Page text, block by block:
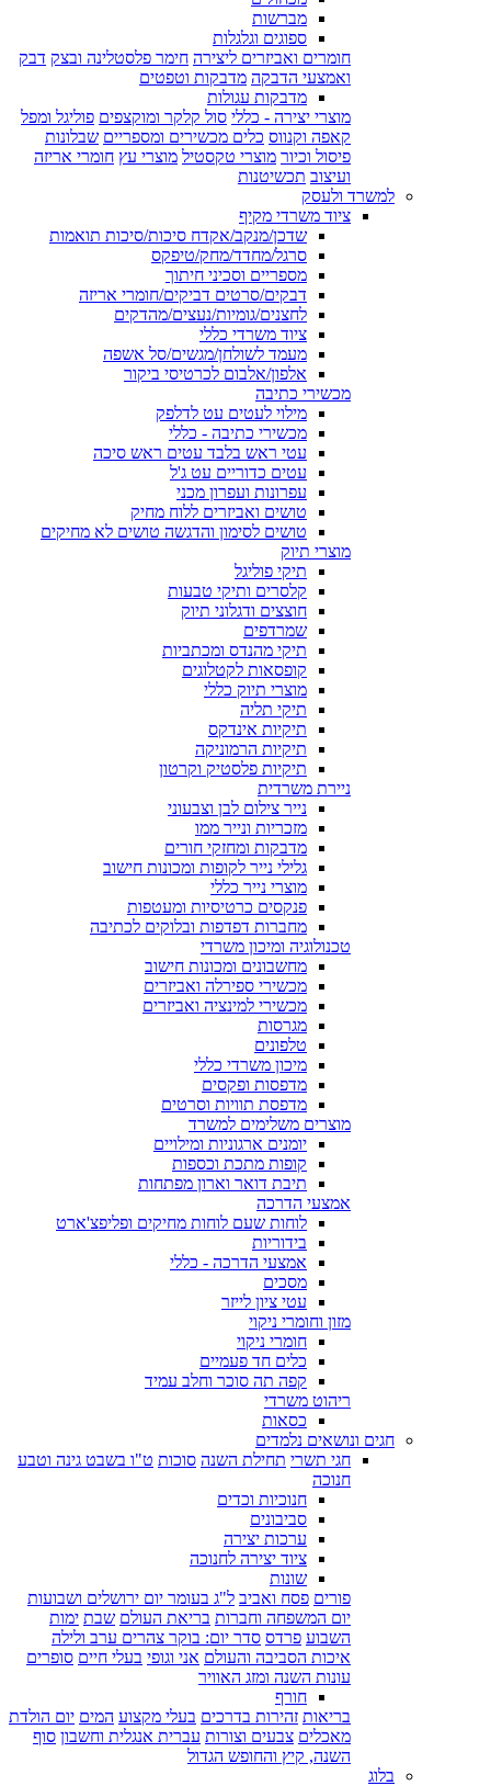
מברשות
ספוגים וגלגלות
חומרים ואביזרים ליצירה חימר פלסטלינה ובצק דבק
ואמצעי הדבקה מדבקות וטפטים
מדבקות עגולות
מוצרי יצירה - כללי סול קלקר ומוקצפים פוליגל ומפל
קאפה וקנווס כלים מכשירים ומספריים שבלונות
פיסול וכיור מוצרי טקסטיל מוצרי עץ חומרי אריזה
ועיצוב תכשיטנות
למשרד ולעסק
ציוד משרדי מקיף
שדכן/מנקב/אקדח סיכות/סיכות תואמות
סרגל/מחדד/מחק/טיפקס
מספריים וסכיני חיתוך
דבקים/סרטים דביקים/חומרי אריזה
לחצנים/גומיות/נעצים/מהדקים
ציוד משרדי כללי
מעמד לשולחן/מגשים/סל אשפה
אלפון/אלבום לכרטיסי ביקור
מכשירי כתיבה
מילוי לעטים עט לדלפק
מכשירי כתיבה - כללי
עטי ראש בלבד עטים ראש סיכה
עטים כדוריים עט ג'ל
עפרונות ועפרון מכני
טושים ואביזרים ללוח מחיק
טושים לסימון והדגשה טושים לא מחיקים
מוצרי תיוק
תיקי פוליגל
קלסרים ותיקי טבעות
חוצצים ודגלוני תיוק
שמרדפים
תיקי מהנדס ומכתביות
קופסאות לקטלוגים
מוצרי תיוק כללי
תיקי תליה
תיקיות אינדקס
תיקיות הרמוניקה
תיקיות פלסטיק וקרטון
ניירת משרדית
נייר צילום לבן וצבעוני
מזכריות ונייר ממו
מדבקות ומחזקי חורים
גלילי נייר לקופות ומכונות חישוב
מוצרי נייר כללי
פנקסים כרטיסיות ומעטפות
מחברות דפדפות ובלוקים לכתיבה
טכנולוגיה ומיכון משרדי
מחשבונים ומכונות חישוב
מכשירי ספירלה ואביזרים
מכשירי למינציה ואביזרים
מגרסות
טלפונים
מיכון משרדי כללי
מדפסות ופקסים
מדפסת תוויות וסרטים
מוצרים משלימים למשרד
יומנים ארגוניות ומילויים
קופות מתכת וכספות
תיבת דואר וארון מפתחות
אמצעי הדרכה
לוחות שעם לוחות מחיקים ופליפצ'ארט
בידוריות
אמצעי הדרכה - כללי
מסכים
עטי ציון לייזר
מזון וחומרי ניקוי
חומרי ניקוי
כלים חד פעמיים
קפה תה סוכר וחלב עמיד
ריהוט משרדי
כסאות
חגים ונושאים נלמדים
חגי תשרי תחילת השנה סוכות ט"ו בשבט גינה וטבע
חנוכה
חנוכיות וכדים
סביבונים
ערכות יצירה
ציוד יצירה לחנוכה
שונות
פורים פסח ואביב ל"ג בעומר יום ירושלים ושבועות
יום המשפחה וחברות בריאת העולם שבת ימות
השבוע פרדס סדר יום: בוקר צהרים ערב ולילה
איכות הסביבה והעולם אני וגופי בעלי חיים סופרים
עונות השנה ומזג האוויר
חורף
בריאות זהירות בדרכים בעלי מקצוע המים יום הולדת
מאכלים צבעים וצורות עברית אנגלית וחשבון סוף
השנה, קיץ והחופש הגדול
בלוג